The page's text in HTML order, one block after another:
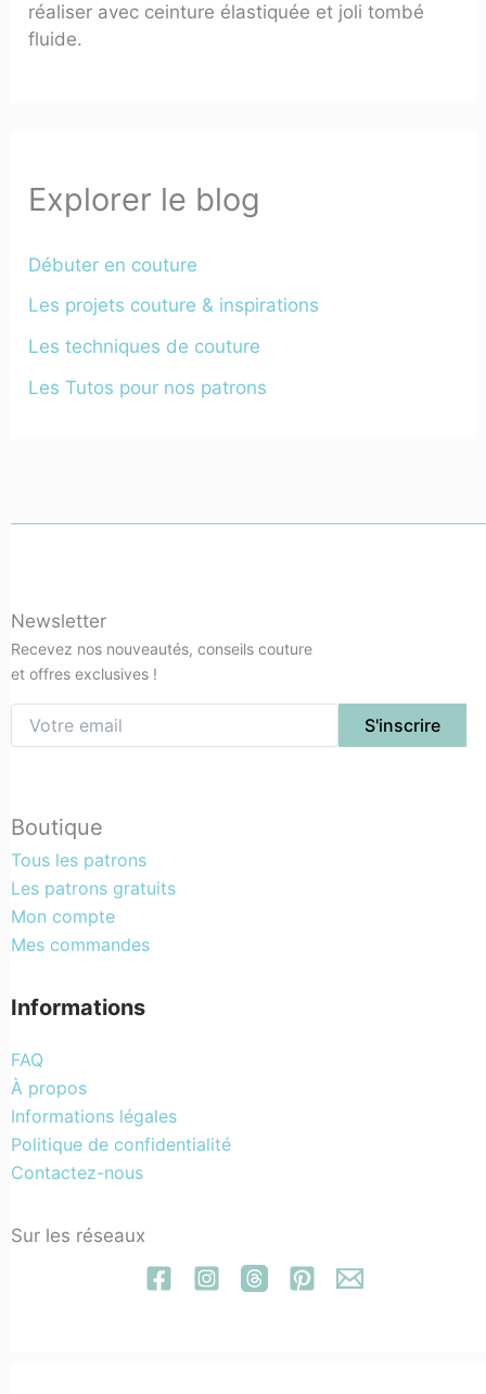
réaliser avec ceinture élastiquée et joli tombé
fluide.
Explorer le blog
Débuter en couture
Les projets couture & inspirations
Les techniques de couture
Les Tutos pour nos patrons
Newsletter
Recevez nos nouveautés, conseils couture
et offres exclusives !
Boutique
Tous les patrons
Les patrons gratuits
Mon compte
Mes commandes
Informations
FAQ
À propos
Informations légales
Politique de confidentialité
Contactez-nous
Sur les réseaux